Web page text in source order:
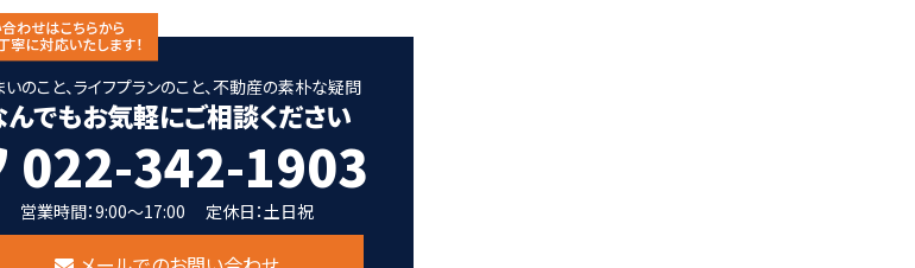
のこと、ライフプランのこと、不動産の素朴な疑問
んでもお気軽にご相談ください
022-342-1903
営業時間：9:00～17:00 定休日：土日祝